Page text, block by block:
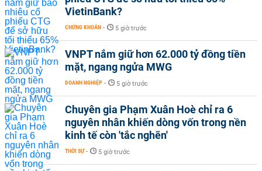
VietinBank?
CHỨNG KHOÁN - 5 giờ trước
VNPT nắm giữ hơn 62.000 tỷ đồng tiền
mặt, ngang ngửa MWG
DOANH NGHIỆP - 5 giờ trước
Chuyên gia Phạm Xuân Hoè chỉ ra 6
nguyên nhân khiến dòng vốn trong nền
kinh tế còn 'tắc nghẽn'
THỜI SỰ - 5 giờ trước